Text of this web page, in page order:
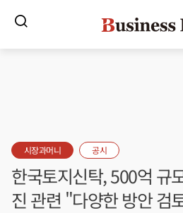
시장과머니 공시
한국토지신탁, 500억 규
진 관련 "다양한 방안 검